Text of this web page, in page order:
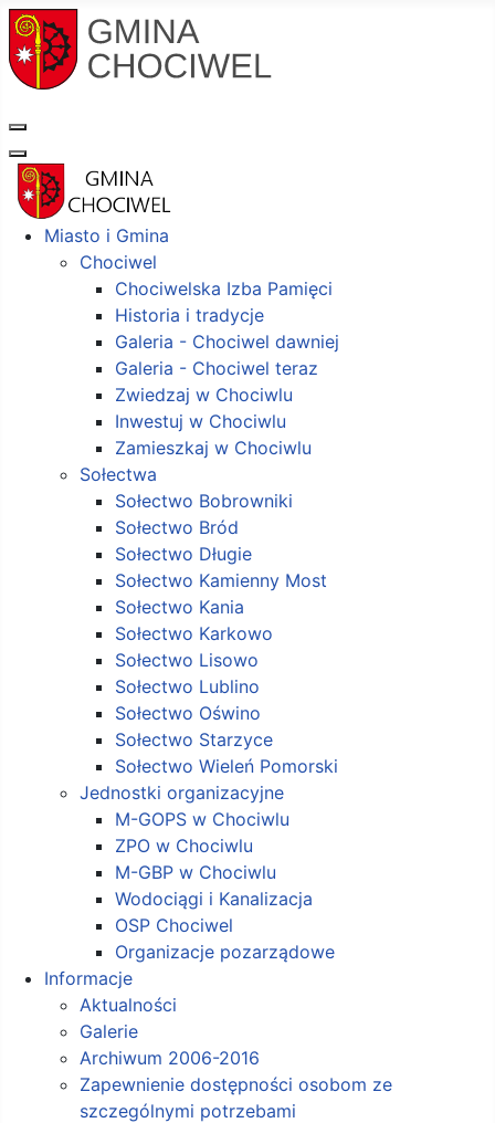
Miasto i Gmina
Chociwel
Chociwelska Izba Pamięci
Historia i tradycje
Galeria - Chociwel dawniej
Galeria - Chociwel teraz
Zwiedzaj w Chociwlu
Inwestuj w Chociwlu
Zamieszkaj w Chociwlu
Sołectwa
Sołectwo Bobrowniki
Sołectwo Bród
Sołectwo Długie
Sołectwo Kamienny Most
Sołectwo Kania
Sołectwo Karkowo
Sołectwo Lisowo
Sołectwo Lublino
Sołectwo Oświno
Sołectwo Starzyce
Sołectwo Wieleń Pomorski
Jednostki organizacyjne
M-GOPS w Chociwlu
ZPO w Chociwlu
M-GBP w Chociwlu
Wodociągi i Kanalizacja
OSP Chociwel
Organizacje pozarządowe
Informacje
Aktualności
Galerie
Archiwum 2006-2016
Zapewnienie dostępności osobom ze
szczególnymi potrzebami